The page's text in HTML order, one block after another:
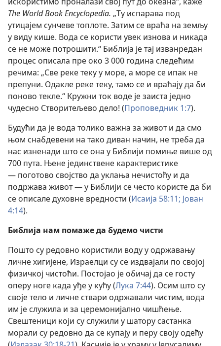
The World Book Encyclopedia. „Ту испарава под
утицајем сунчеве топлоте. Затим се враћа на земљу
у виду кише. Вода се користи увек изнова и никада
се не може потрошити.“ Библија је тај изванредан
процес описала пре око 3 000 година следећим
речима: „Све реке теку у море, а море се ипак не
препуни. Одакле реке теку, тамо се и враћају да би
поново текле.“ Кружни ток воде је заиста једно
чудесно Створитељево дело! (Проповедник 1:7).
Будући да је вода толико важна за живот и да смо
њом снабдевени на тако диван начин, не треба да
нас изненади што се она у Библији помиње више од
700 пута. Њене јединствене карактеристике
— поготово својство да уклања нечистоћу и да
подржава живот — у Библији се често користе да би
се описале духовне вредности (Исаија 58:11; Јован
4:14).
Библија нам помаже да будемо чисти
Пошто су редовно користили воду у одржавању
личне хигијене, Израелци су се издвајали по својој
физичкој чистоћи. Постојао је обичај да се госту
оперу ноге када уђе у кућу (Лука 7:44). Осим што су
своје тело и личне ствари одржавали чистим, вода
им је служила и за церемонијално чишћење.
Свештеници који су служили у шатору састанка
морали су редовно да се купају и перу своју одећу